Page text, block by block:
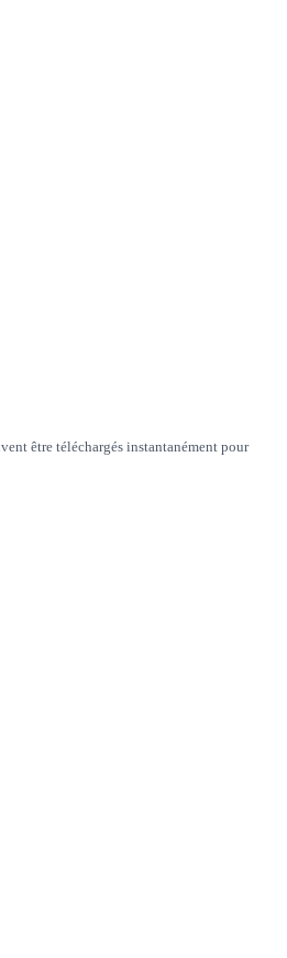
être téléchargés instantanément pour